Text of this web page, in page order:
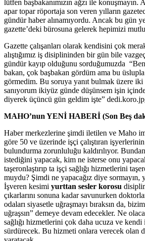
lütfen başbakanımızın ağzı ile
apar topar röportaja son veren yılların
gündür haber alınamıyordu. Ancak bu gün
gazette’deki bürosuna gelerek hepimizi
Gazette çalışanları olarak kendisini çok
alıştığımız iş disiplininden bir gün bile
gündür kayıp olduğunu sorduğumuzda
bakan, çok başbakan gördüm ama bu üslupla
görmedim. Bu soruya yanıt bulmak üzere
sanıyorum ikiyüz günde düşünsem işin
diyerek üçüncü gün geldim işte”
MAHO’nun YENİ HABERİ (Son Beş
Haber merkezlerine şimdi iletilen ve Maho
göre 50 ve üzerinde işçi çalıştıran
bulundurma zorunluluğu kaldırılıyor.
istediğini yapacak, kim ne isterse onu
taşeronlaştırıp ta işçi sağlığı hizmetlerini
muydu? Şimdi ne yapacağız diye sormayın,
İşveren kesimi yurttan sesler korosu
çıkarlarını sonuna kadar savunurken
odaları siyasetle uğraşmayı bıraksın da,
uğraşsın” demeye devam edecekler. Ne
sağlığı hizmetlerini çok daha ucuza ve
sürdürecek. Bu hizmeti onlara verecek olan